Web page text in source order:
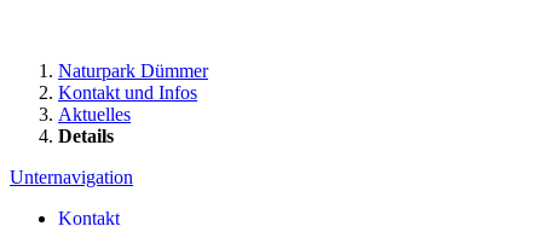
Naturpark Dümmer
Kontakt und Infos
Aktuelles
Details
Unternavigation
Kontakt